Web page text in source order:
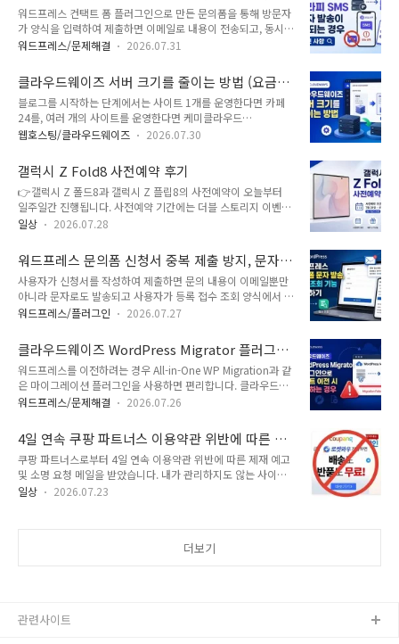
Starter는 1개 도메인으로 사이트를 운영(서브도메인으로는 여
러 개 추가로 운영 가능) 가능하고 Pro 이상은 도메인 개수에 관
계없이 각 도메인마다 다른 워드프레스를 설치하여 운영이 가능
사이트를 운영하고 싶은 경우 프로(Pro) 또는 터보(Turbo) 플랜
으로 변..
자 발송이 안 되는 경우 확인 사항
워드프레스 컨택트 폼 플러그인으로 만든 문의폼을 통해 방문자
가 양식을 입력하여 제출하면 이메일로 내용이 전송되고, 동시에
SMS 문자로도 알림이 가도록 할 수 있습니다. 저는 Quform 플
문자로도 알림이 전송되도록 했습니다.발신번호가 SKT, KT, LG
U+ 등 통신사에서 번호도용문자 차단서비스에 가입되어 있으면
해당 발신번호로 문자를 발송할 수 없게 됩니다. 또한, 솔라피에
서 보안을 위해 서버 IP를 등록하면 해당 서버 IP에서만 문자가
발송되고 서버 IP가 변경되면 문자 발송 자체가 안 됩니다.저는
업그레이드한 후에 문자 발송이 되지 않았습니다. 솔라피에서 새
로운 서버 I..
워드프레스/문제해결 2026.07.31
클라우드웨이즈 서버 크기를 줄이는 방법 (요금
제 낮추기)
블로그를 시작하는 단계에서는 사이트 1개를 운영한다면 카페
24를, 여러 개의 사이트를 운영한다면 케미클라우드
(ChemiCloud)와 같은 가성비 좋은 웹호스팅으로 시작할 수 있
러 개의 사이트를 운영하는 경우에는 클라우드웨이즈
(Cloudways)도 괜찮은 선택일 수 있습니다. 방문자 수가 그리
많지 않다면 클라우드웨이즈에서 가장 작은 서버를 선택하는 것
이 좋습니다.처음부터 큰 서버 크기를 선택하면 월 지출 비용이
부담될 수 있습니다. 초기에는 작은 크기로 시작했다가 트래픽이
웨이즈는 작은 서버 크기에서 큰 서버 사이즈로 업그레이드하는
것은 간단하게 가능하지만, 큰 서버 크기에서 작은 사..
웹호스팅/클라우드웨이즈 2026.07.30
갤럭시 Z Fold8 사전예약 후기
👉갤럭시 Z 폴드8과 갤럭시 Z 플립8의 사전예약이 오늘부터
일주일간 진행됩니다. 사전예약 기간에는 더블 스토리지 이벤트
도 함께 진행되니, 폴드8이나 플립8 구매를 고려하고 계시다면
약이 시작되는 시각에 맞춰 삼성전자 홈페이지에서 갤럭시 Z 폴
드8을 사전예약했습니다.갤럭시 Z 폴드8/갤럭시 Z 플립8 사전
예약오늘부터 7일 동안 갤럭시 Z 폴드8과 갤럭시 Z 플립8 사전
예약이 진행 중입니다.사전 예약/사전 구매 기간 동안 구입하면
256GB는 512GB로, 512GB는 1TB로 무료로 업그레이드하는
은 6년 만에 도입된 새로운 와이드 폼팩터로, 메인 디스플레이의
4:3 비율이 영..
일상 2026.07.28
워드프레스 문의폼 신청서 중복 제출 방지, 문자
발송, 접수 조회 기능 구현하기
사용자가 신청서를 작성하여 제출하면 문의 내용이 이메일뿐만
아니라 문자로도 발송되고 사용자가 등록 접수 조회 양식에서 이
름과 전화번호를 입력하여 접수가 되었는지 여부를 확인할 수 있
이메일 주소나 전화번호로 중복으로 제출하지 않도록 하고 싶은
경우도 있습니다. 이런 기능을 워드프레스에서 쉽게 구현하는 방
법으로 무료 또는 유료 컨택트 폼(Contact Form) 플러그인을
활용할 수 있습니다. 문자 발송과 접수 조회 기능은 코딩 작업이
필요할 수 있습니다.워드프레스 문의폼 신청서 중복 제출 방지,
방문자들로부터 문의를 받거나 신청/등록을 받으려는 경우 다양
한 무료 또는 유료 컨택트 폼..
워드프레스/플러그인 2026.07.27
클라우드웨이즈 WordPress Migrator 플러그인
으로 사이트 이전 시 실패하는 경우
워드프레스를 이전하려는 경우 All-in-One WP Migration과 같
은 마이그레이션 플러그인을 사용하면 편리합니다. 클라우드웨
이즈(Cloudways)로 사이트를 이전하려는 경우에는 클라우드
수 있습니다. AIO WP Migration 등 다른 마이그레이션 플러그
인을 사용하려면 충분한 웹 서버 공간이 있어야 하지만,
Cloudways WordPress Migrator는 원본 사이트의 데이터와
DB를 BlogVault 클라우드 서버를 경유하여 클라우드웨이즈로
전송하는 방식으로 작동한다고 하므로 여유 공간이 충분하지 않
워드프레스/문제해결 2026.07.26
4일 연속 쿠팡 파트너스 이용약관 위반에 따른 제
재 예고 및 소명 요청 메일을 받았습니다
쿠팡 파트너스로부터 4일 연속 이용약관 위반에 따른 제재 예고
및 소명 요청 메일을 받았습니다. 내가 관리하지도 않는 사이트
에 대하여 매일 동일한 내용으로 정책 위반 소명 요청 메일을 보
고 및 소명 요청 메일을 나흘 연속으로 받았습니다쿠팡 파트너스
개인데 (블로그스팟과 ..
일상 2026.07.23
더보기
관련사이트